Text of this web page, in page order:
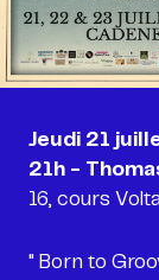
Jeudi 21
16, cours
" Born to